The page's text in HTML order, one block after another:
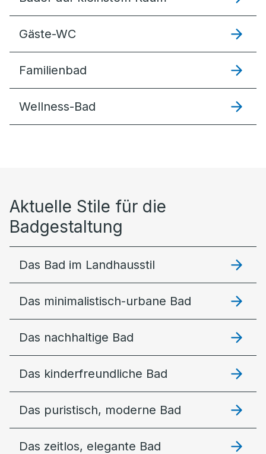
Gäste-WC
Familienbad
Wellness-Bad
Aktuelle Stile für die
Badgestaltung
Das Bad im Landhausstil
Das minimalistisch-urbane Bad
Das nachhaltige Bad
Das kinderfreundliche Bad
Das puristisch, moderne Bad
Das zeitlos, elegante Bad